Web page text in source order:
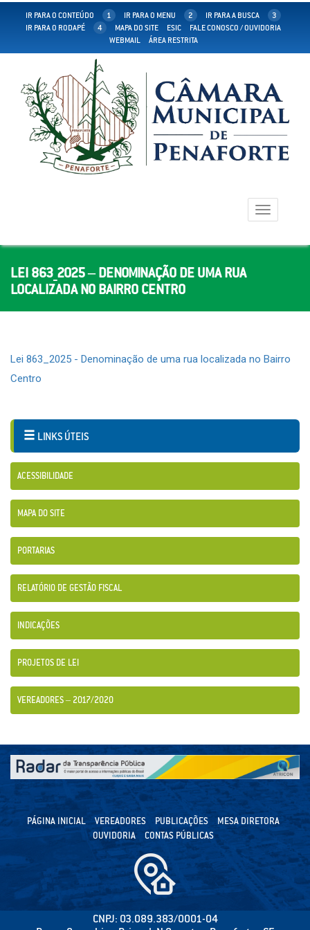
IR PARA O CONTEÚDO 1 IR PARA O MENU 2 IR PARA A BUSCA
3
IR PARA O RODAPÉ
4 MAPA DO SITE ESIC
FALE CONOSCO / OUVIDORIA
WEBMAIL
ÁREA RESTRITA
Toggle
navigation
LEI 863_2025 – DENOMINAÇÃO DE UMA RUA
LOCALIZADA NO BAIRRO CENTRO
Lei 863_2025 - Denominação de uma rua localizada no Bairro
Centro
LINKS ÚTEIS
ACESSIBILIDADE
MAPA DO SITE
PORTARIAS
RELATÓRIO DE GESTÃO FISCAL
INDICAÇÕES
PROJETOS DE LEI
VEREADORES – 2017/2020
PÁGINA INICIAL VEREADORES PUBLICAÇÕES
MESA DIRETORA
OUVIDORIA
CONTAS PÚBLICAS
CNPJ: 03.089.383/0001-04